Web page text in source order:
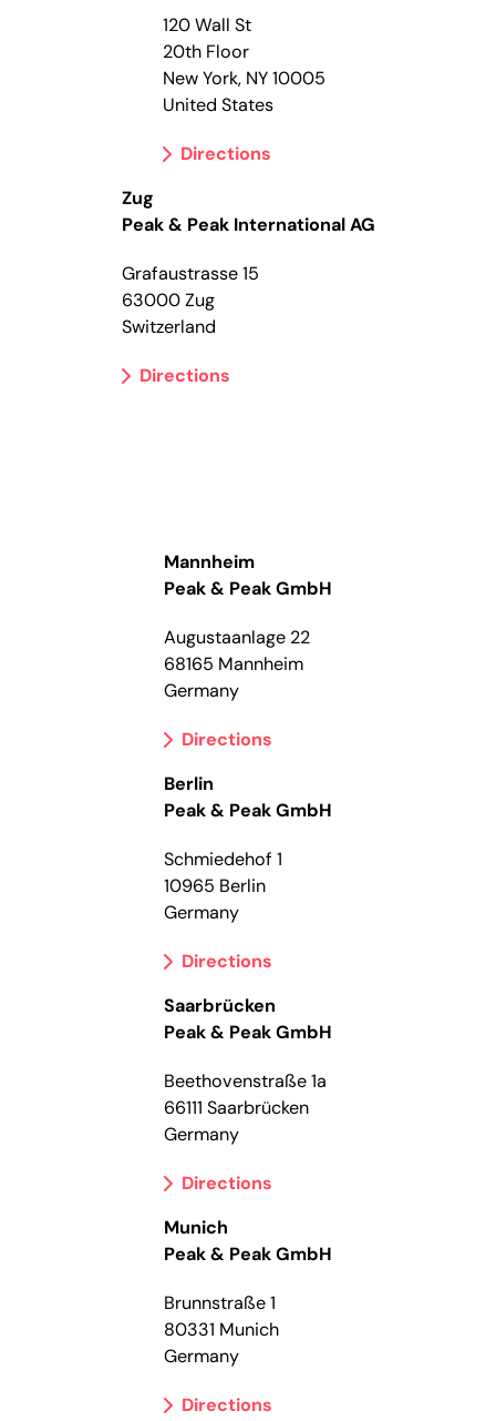
120 Wall St
20th Floor
New York, NY 10005
United States
Directions
Zug
Peak & Peak International AG
Grafaustrasse 15
63000 Zug
Switzerland
Directions
Mannheim
Peak & Peak GmbH
Augustaanlage 22
68165 Mannheim
Germany
Directions
Berlin
Peak & Peak GmbH
Schmiedehof 1
10965 Berlin
Germany
Directions
Saarbrücken
Peak & Peak GmbH
Beethovenstraße 1a
66111 Saarbrücken
Germany
Directions
Munich
Peak & Peak GmbH
Brunnstraße 1
80331 Munich
Germany
Directions